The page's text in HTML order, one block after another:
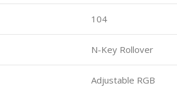
104
N-Key Rollover
Adjustable RGB